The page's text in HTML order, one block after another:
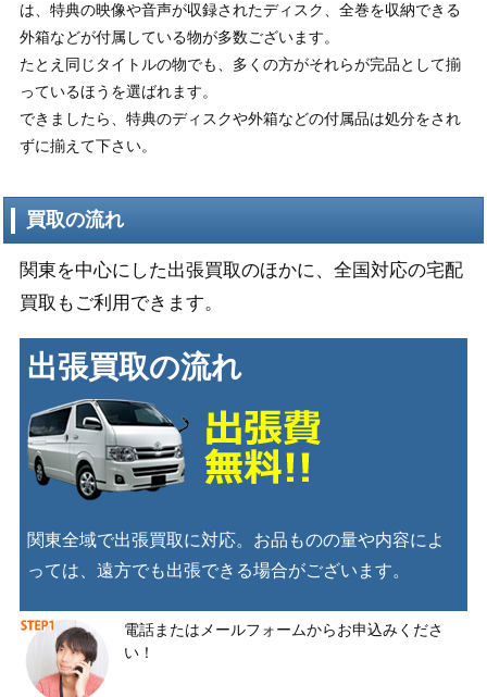
は、特典の映像や音声が収録されたディスク、全巻を収納できる
外箱などが付属している物が多数ございます。
たとえ同じタイトルの物でも、多くの方がそれらが完品として揃
っているほうを選ばれます。
できましたら、特典のディスクや外箱などの付属品は処分をされ
ずに揃えて下さい。
買取の流れ
関東を中心にした出張買取のほかに、全国対応の宅配
買取もご利用できます。
出張買取の流れ
関東全域で出張買取に対応。お品ものの量や内容によ
っては、遠方でも出張できる場合がございます。
電話またはメールフォームからお申込みくださ
い！